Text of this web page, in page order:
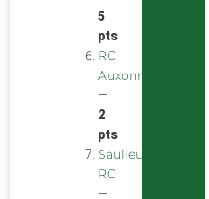
5
pts
RC
Auxonnais
—
2
pts
Saulieu
RC
—